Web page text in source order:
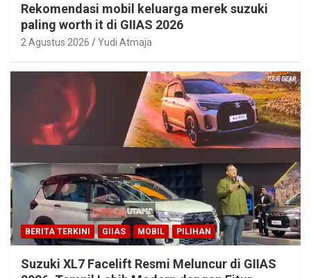
Rekomendasi mobil keluarga merek suzuki
paling worth it di GIIAS 2026
2 Agustus 2026 Yudi Atmaja
BERITA TERKINI GIIAS MOBIL PILIHAN
Suzuki XL7 Facelift Resmi Meluncur di GIIAS